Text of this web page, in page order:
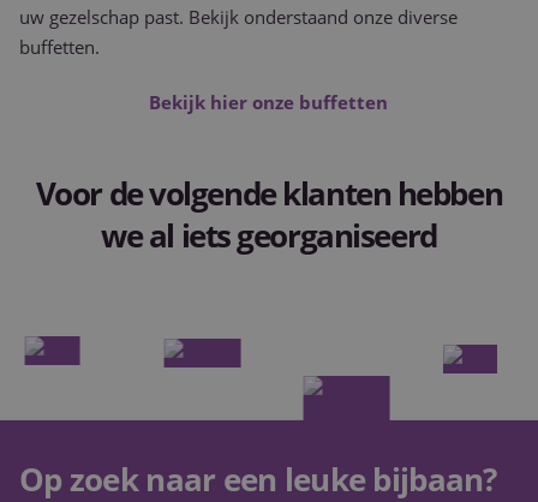
uw gezelschap past. Bekijk onderstaand onze diverse
buffetten.
Bekijk hier onze buffetten
Voor de volgende klanten hebben
we al iets georganiseerd
Op zoek naar een leuke bijbaan?